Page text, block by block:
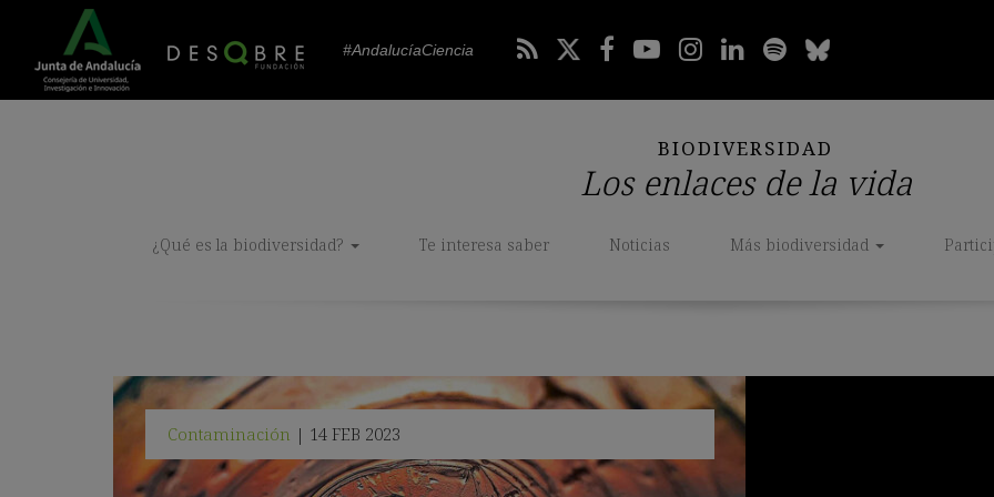
#AndalucíaCiencia
BIODIVERSIDAD
Los enlaces de la vida
¿Qué es la biodiversidad? Te interesa saber Noticias Más biodiversidad
Contaminación | 14 FEB 2023